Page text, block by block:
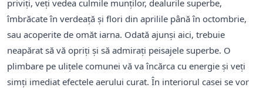
priviţi, veţi vedea culmile munţilor, dealurile superbe,
îmbrăcate în verdeaţă şi flori din aprilile până în octombrie,
sau acoperite de omăt iarna. Odată ajunşi aici, trebuie
neapărat să vă opriţi şi să admiraţi peisajele superbe. O
plimbare pe uliţele comunei vă va încărca cu energie şi veţi
simţi imediat efectele aerului curat. În interiorul casei se vor